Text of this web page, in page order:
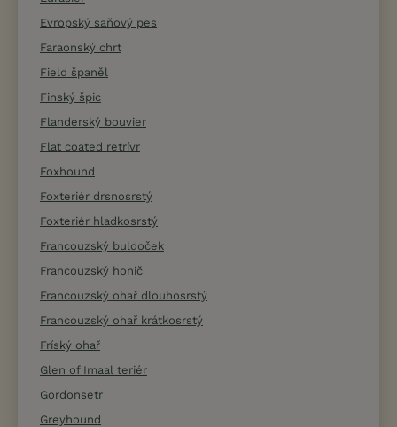
Evropský saňový pes
Faraonský chrt
Field španěl
Finský špic
Flanderský bouvier
Flat coated retrívr
Foxhound
Foxteriér drsnosrstý
Foxteriér hladkosrstý
Francouzský buldoček
Francouzský honič
Francouzský ohař dlouhosrstý
Francouzský ohař krátkosrstý
Fríský ohař
Glen of Imaal teriér
Gordonsetr
Greyhound